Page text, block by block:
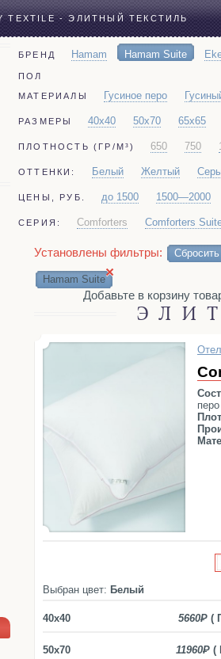
TEXTILE - ЭЛИТНЫЙ ТЕКСТИЛЬ
БРЕНД Hamam Hamam Suite
ПОЛ
МАТЕРИАЛЫ Гусиное перо
РАЗМЕРЫ 40x40 50x70 65x65
ПЛОТНОСТЬ (ГР/М³) 650 750
ОТТЕНКИ: Белый Желтый
ЦЕНЫ, РУБ. до 1500 1500—2000
СЕРИЯ: Comforters Comforters
Установлены фильтры:
Hamam Suite×
Добавьте в корзину
перо
Выбран цвет: Белый
40x40 5660 (
50x70 11960 (